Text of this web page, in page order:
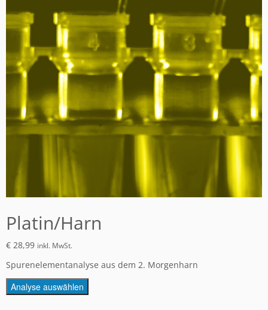
Platin/Harn
€ 28,99 inkl. MwSt.
Spurenelementanalyse aus dem 2. Morgenharn
Analyse auswählen